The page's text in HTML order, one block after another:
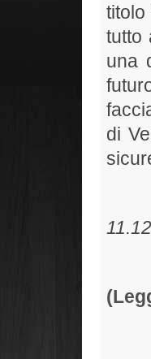
tutto
una
di